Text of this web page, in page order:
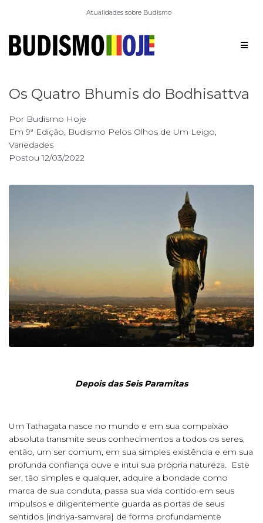
Atualidades sobre Budismo
Os Quatro Bhumis do Bodhisattva
Por Budismo Hoje
Em 9ª Edição, Budismo Pelos Olhos de Um Leigo,
Variedades
Postou12/03/2022
Depois das Seis Paramitas
Um Tathagata nasce no mundo e em sua compaixão
absoluta transmite seus conhecimentos a todos os seres,
então, um ser comum, em sua simples existência e em sua
profunda confiança ouve e intui sua própria natureza. Este
ser, tão simples e qualquer, adquire a bondade como
marca de sua conduta, passa sua vida contido em seus
impulsos e diligentemente guarda as portas de seus
sentidos [indriya-samvara] de forma profundamente